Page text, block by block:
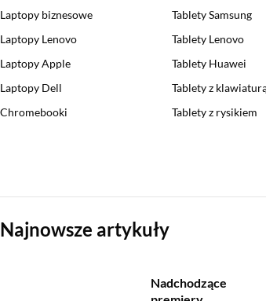
Laptopy biznesowe
Laptopy Lenovo
Laptopy Apple
Laptopy Dell
Chromebooki
Tablety Samsung
Tablety Lenovo
Tablety Huawei
Tablety z
Tablety z rysikiem
Najnowsze artykuły
Nadchodzące